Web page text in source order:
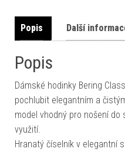
Popis Další
Popis
Dámské hodinky Bering
pochlubit elegantním a
model vhodný pro nošení do
využití.
Hranatý číselník v elegantní